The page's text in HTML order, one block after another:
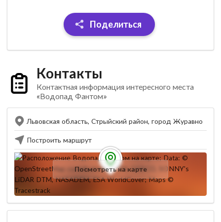
Поделиться
Контакты
Контактная информация интересного места
«Водопад Фантом»
Львовская область, Стрыйский район, город Журавно
Построить маршрут
Посмотреть на карте